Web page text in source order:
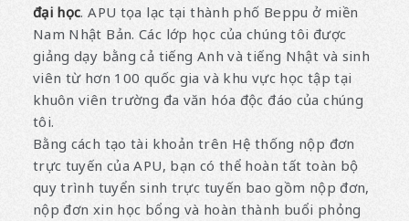
đại học. APU tọa lạc tại thành phố Beppu ở miền
Nam Nhật Bản. Các lớp học của chúng tôi được
giảng dạy bằng cả tiếng Anh và tiếng Nhật và sinh
viên từ hơn 100 quốc gia và khu vực học tập tại
khuôn viên trường đa văn hóa độc đáo của chúng
tôi.
Bằng cách tạo tài khoản trên Hệ thống nộp đơn
trực tuyến của APU, bạn có thể hoàn tất toàn bộ
quy trình tuyển sinh trực tuyến bao gồm nộp đơn,
nộp đơn xin học bổng và hoàn thành buổi phỏng